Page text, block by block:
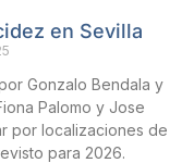
en Sevilla
Gonzalo Bendala y
Palomo y Jose
por localizaciones de
para 2026.